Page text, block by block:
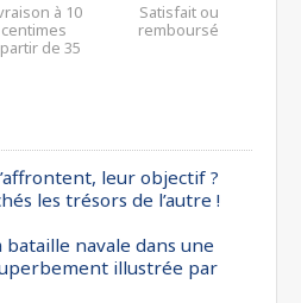
à 10
centimes
de 35
Satisfait ou
remboursé
leur objectif ?
les trésors de l’autre !
navale dans une
illustrée par